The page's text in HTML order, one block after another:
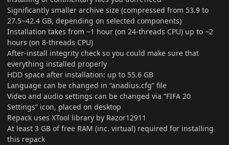
Significantly smaller archive size (compressed from 53.9 to
27.5~42.4 GB, depending on selected components)
Installation takes from ~1 hour (on 24-threads CPU) up to ~2
hours (on 8-threads CPU)
After-install integrity check so you could make sure that
everything installed properly
HDD space after installation: up to 55.6 GB
Language can be changed in “anadius.cfg” file
Video and audio settings can be changed via “FIFA 20
Settings” icon, placed on desktop
Repack uses XTool library by Razor12911
At least 3 GB of free RAM (inc. virtual) required for installing
this repack